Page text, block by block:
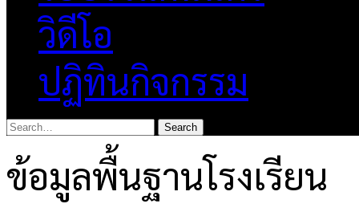
วิดีโอ
ปฏิทินกิจกรรม
ข้อมูลพื้นฐานโรงเรียน